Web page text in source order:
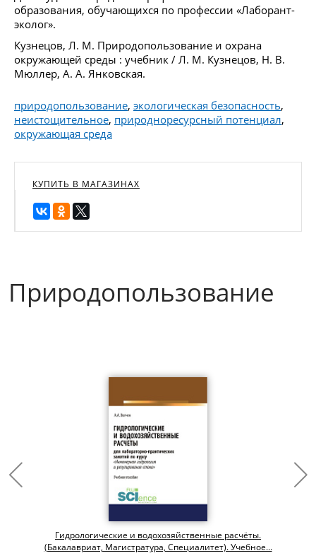
образования, обучающихся по профессии «Лаборант-
эколог».
Кузнецов, Л. М. Природопользование и охрана
окружающей среды : учебник / Л. М. Кузнецов, Н. В.
Мюллер, А. А. Янковская.
природопользование, экологическая безопасность,
неистощительное, природноресурсный потенциал,
окружающая среда
КУПИТЬ В МАГАЗИНАХ
Природопользование
Гидрологические и водохозяйственные расчёты.
(Бакалавриат, Магистратура, Специалитет). Учебное...